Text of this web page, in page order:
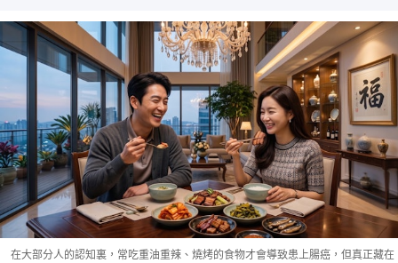
在大部分人的認知裏，常吃重油重辣、燒烤的食物才會導致患上腸癌，但真正藏在